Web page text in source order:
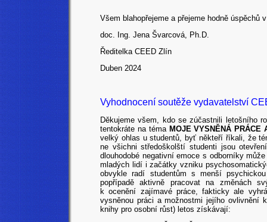
Všem blahopřejeme a přejeme hodně
doc. Ing. Jena Švarcová, Ph.D.
Ředitelka CEED Zlín
Duben 2024
Vyhodnocení soutěže vydavatelství
Děkujeme všem, kdo se zúčastnili letošního
tentokráte na téma MOJE VYSNĚNÁ PRÁCE
velký ohlas u studentů, byť někteří říkali, že
ne všichni středoškolští studenti jsou
dlouhodobé negativní emoce s odborníky
mladých lidí i začátky vzniku
obvykle radí studentům s menší
popřípadě aktivně pracovat na změnách
k ocenění zajímavé práce, fakticky ale
vysněnou práci a možnostmi jejího ovlivnění
knihy pro osobní růst) letos získávají: